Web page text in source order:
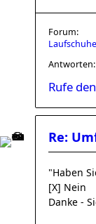
Forum:
Laufschuhe
Antworten:
Rufe
Re:
"Haben
[X] Nein
Danke -